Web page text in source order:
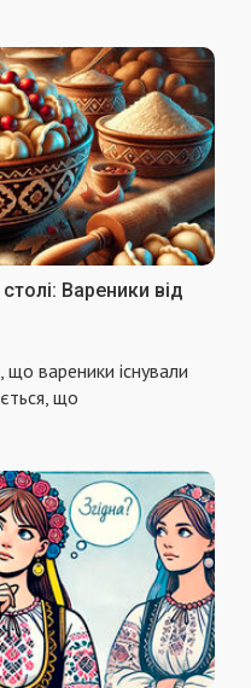
Вареники від
що вареники існували
що